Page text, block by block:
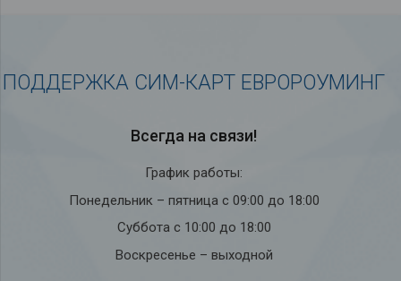
ПОДДЕРЖКА СИМ-КАРТ ЕВРОРОУМИНГ
Всегда на связи!
График работы:
Понедельник – пятница с 09:00 до 18:00
Суббота с 10:00 до 18:00
Воскресенье – выходной